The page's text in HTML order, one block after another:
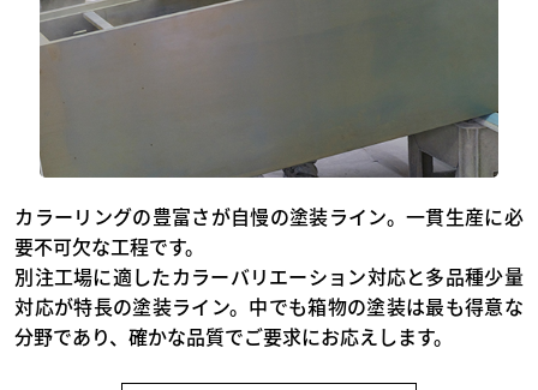
カラーリングの豊富さが自慢の塗装ライン。一貫生産に必
要不可欠な工程です。
別注工場に適したカラーバリエーション対応と多品種少量
対応が特長の塗装ライン。中でも箱物の塗装は最も得意な
分野であり、確かな品質でご要求にお応えします。